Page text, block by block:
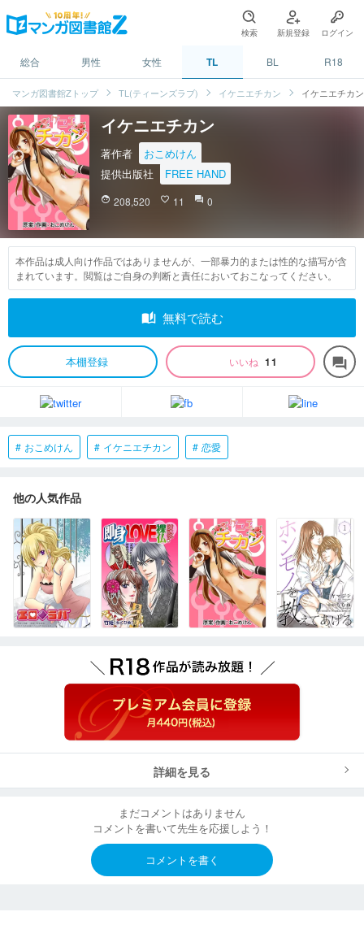
検索 新規登録 ログイン
総合 男性 女性 TL BL R18
マンガ図書館Zトップ TL(ティーンズラブ) イケニエチカン イケニエチカン
イケニエチカン
著作者
おこめけん
提供出版社
FREE HAND
face 208,520 favorite_border 11 question_answer 0
本作品は成人向け作品ではありませんが、一部暴力的または性的な描写が含
まれています。閲覧はご自身の判断と責任においておこなってください。
auto_stories 無料で読む
本棚登録 いいね 11 forum
おこめけん イケニエチカン 恋愛
他の人気作品
詳細を見る
まだコメントはありません
コメントを書いて先生を応援しよう！
コメントを書く